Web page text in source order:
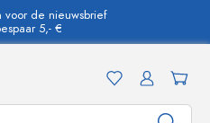
voor de nieuwsbrief
5,- €